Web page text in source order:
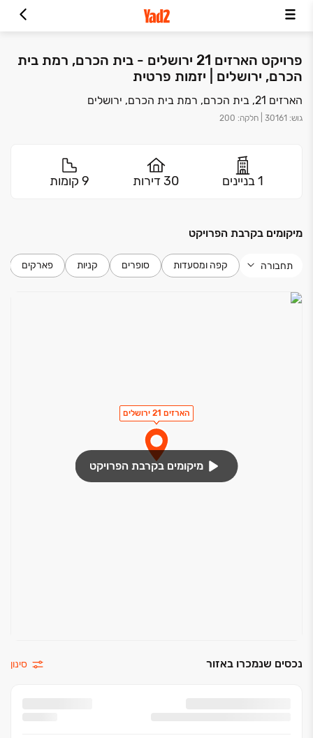
פרויקט הארזים 21 ירושלים - בית הכרם, רמת בית
הכרם, ירושלים | יזמות פרטית
הארזים 21, בית הכרם, רמת בית הכרם, ירושלים
גוש:
30161 חלקה:
200
1 בניינים 30 דירות 9 קומות
מיקומים בקרבת הפרויקט
תחבורה קפה ומסעדות סופרים קניות פארקים
הארזים 21 ירושלים
מיקומים בקרבת הפרויקט
נכסים שנמכרו באזור סינון